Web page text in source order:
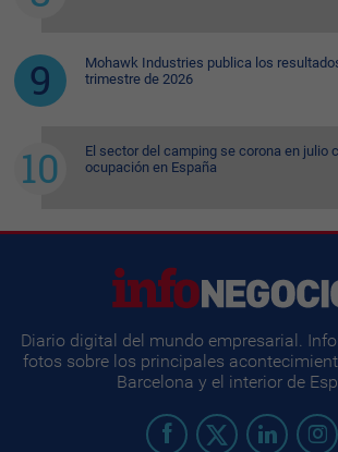
Mohawk Industries publica los
trimestre de 2026
El sector del camping se corona en julio
ocupación en España
Diario digital del mundo empresarial.
fotos sobre los principales
Barcelona y el interior de